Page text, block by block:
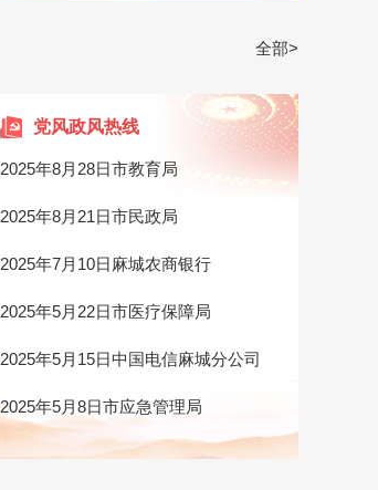
全部>
党风政风热线
2025年8月28日市教育局
2025年8月21日市民政局
2025年7月10日麻城农商银行
2025年5月22日市医疗保障局
2025年5月15日中国电信麻城分公司
2025年5月8日市应急管理局